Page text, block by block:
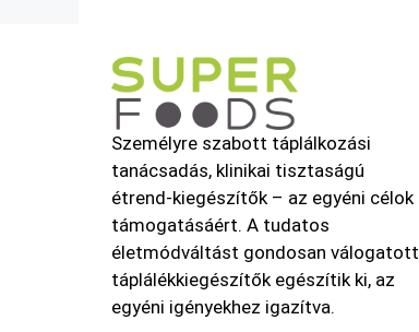
Személyre szabott táplálkozási
tanácsadás, klinikai tisztaságú
étrend-kiegészítők – az egyéni célok
támogatásáért. A tudatos
életmódváltást gondosan válogatott
táplálékkiegészítők egészítik ki, az
egyéni igényekhez igazítva.